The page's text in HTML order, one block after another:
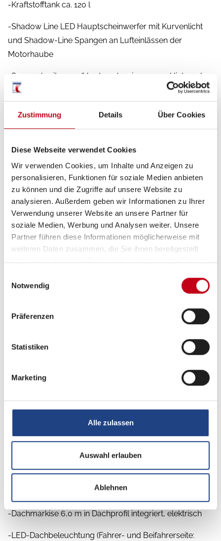
Zustimmung Details Über Cookies
Diese Webseite verwendet Cookies
Wir verwenden Cookies, um Inhalte und Anzeigen zu
personalisieren, Funktionen für soziale Medien anbieten
zu können und die Zugriffe auf unsere Website zu
analysieren. Außerdem geben wir Informationen zu Ihrer
Verwendung unserer Website an unsere Partner für
soziale Medien, Werbung und Analysen weiter. Unsere
Partner führen diese Informationen möglicherweise mit
weiteren Daten zusammen, die Sie ihnen bereitgestellt
haben oder die sie im Rahmen Ihrer Nutzung der Dienste
Notwendig
Präferenzen
Statistiken
Marketing
Alle zulassen
Auswahl erlauben
Ablehnen
-Kraftstofftank ca. 120 l
-Shadow Line LED Hauptscheinwerfer mit Kurvenlicht
und Shadow-Line Spangen an Lufteinlässen der
Motorhaube
-Spurverbreiterung (Vorderachse je 49 mm, Hinterachse
je 100 mm)
-Concorde Multifunktionslenkrad (abnehmbar)
Lordosenstütze, Klimafunktion und Sitzheizung
-Doppelton-Druckluftfanfare
-Leder-Polsterung "Vanille" (inklusive farblich
abgestimmter Fenster-Deko und farblich abgestimmter
Concorde Kollektion)
-Designpaket EDITION 70 Charisma: Außen mit doppelt-
verglasten, seitlichen Echtglasfenstern (getönt in Wohn-
Metallicfolie im "Centurion Style-Design" außen inkl.
graphitgraumen Speer. Design-Paket EDITION 70
Charisma: Innen mit Möbelbau in Atlas Zeder und
exklusiven Dachschrank-Möbelfronten im Wohnraum in
2/3 Zeder und 1/3 Sensosan creme-weiß mit Griffleisten
in Edelstahl-Optik, Jalousien im Wohnraum in Holzoptik
-Aufbautür "Diamond Glance" mit Echtglas Exterieur
(Soft Close und open Funktion sowie schlüsselloses
-Zentralverriegelung für Stauraumklappen mit
Gasdruckfedern und ohne Griffmulden (ohne
Schürzenklappen, Gaskastentür, WC-Servicetür))
-Dachmarkise 6,0 m in Dachprofil integriert, elektrisch
-LED-Dachbeleuchtung (Fahrer- und Beifahrerseite: